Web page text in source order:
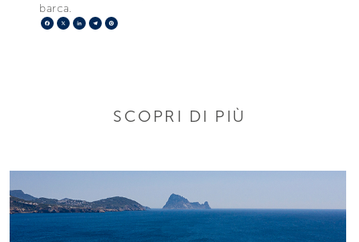
barca.
Facebook
X LinkedIn
Telegram
SCOPRI DI PIÙ